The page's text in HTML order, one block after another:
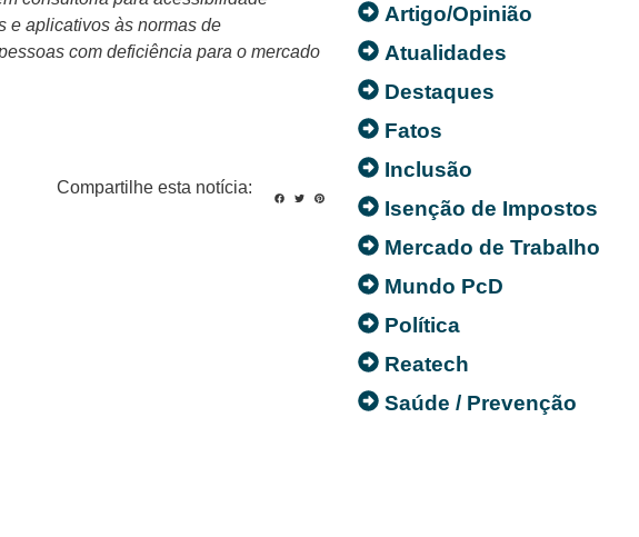
e aplicativos às normas de
com deficiência para o mercado
Compartilhe esta notícia:
Artigo/Opinião
Atualidades
Destaques
Fatos
Inclusão
Isenção de Impostos
Mercado de Trabalho
Mundo PcD
Política
Reatech
Saúde / Prevenção